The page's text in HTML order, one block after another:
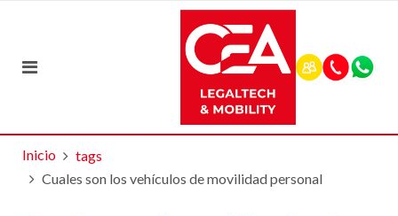
Inicio
tags
Cuales son los vehículos de movilidad personal